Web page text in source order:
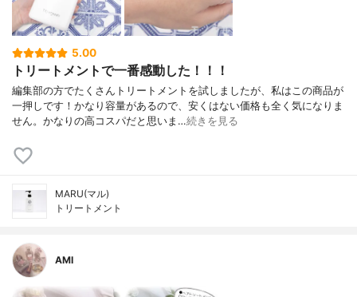
5.00
トリートメントで一番感動した！！！
編集部の方でたくさんトリートメントを試しましたが、私はこの商品が
一押しです！かなり容量があるので、安くはない価格も全く気になりま
せん。かなりの高コスパだと思いま…続きを見る
MARU(マル)
トリートメント
AMI